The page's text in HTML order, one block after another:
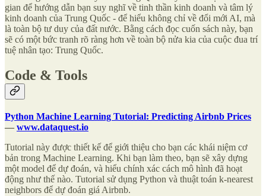
gian để hướng dẫn bạn suy nghĩ về tinh thần kinh doanh và tâm lý
kinh doanh của Trung Quốc - để hiểu không chỉ về đổi mới AI, mà
là toàn bộ tư duy của đất nước. Bằng cách đọc cuốn sách này, bạn
sẽ có một bức tranh rõ ràng hơn về toàn bộ nửa kia của cuộc đua trí
tuệ nhân tạo: Trung Quốc.
Code & Tools
Python Machine Learning Tutorial: Predicting Airbnb Prices
— www.dataquest.io
Tutorial này được thiết kế để giới thiệu cho bạn các khái niệm cơ
bản trong Machine Learning. Khi bạn làm theo, bạn sẽ xây dựng
một model để dự đoán, và hiểu chính xác cách mô hình đã hoạt
động như thế nào. Tutorial sử dụng Python và thuật toán k-nearest
neighbors để dự đoán giá Airbnb.